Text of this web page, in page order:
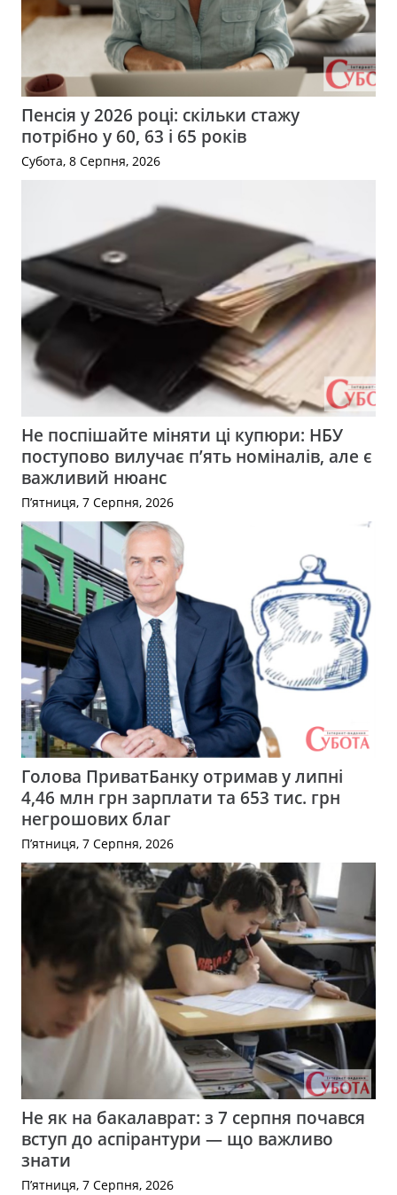
Пенсія у 2026 році: скільки стажу
потрібно у 60, 63 і 65 років
Субота, 8 Серпня, 2026
Не поспішайте міняти ці купюри: НБУ
поступово вилучає п’ять номіналів, але є
важливий нюанс
П’ятниця, 7 Серпня, 2026
Голова ПриватБанку отримав у липні
4,46 млн грн зарплати та 653 тис. грн
негрошових благ
П’ятниця, 7 Серпня, 2026
Не як на бакалаврат: з 7 серпня почався
вступ до аспірантури — що важливо
знати
П’ятниця, 7 Серпня, 2026